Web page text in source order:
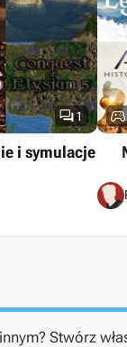
1
i symulacje

Stwórz